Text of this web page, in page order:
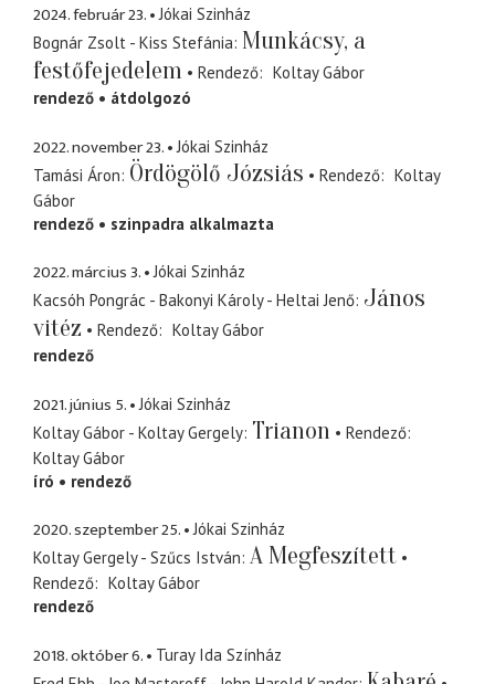
2024. február 23.
Jókai Szinház
Bognár Zsolt - Kiss Stefánia Munkácsy, a
festőfejedelem
Rendező
Koltay Gábor
rendező
átdolgozó
2022. november 23.
Jókai Szinház
Tamási Áron Ördögölő Józsiás Rendező
Koltay
Gábor
rendező
szinpadra alkalmazta
2022. március 3.
Jókai Szinház
Kacsóh Pongrác - Bakonyi Károly - Heltai Jenő János
vitéz
Rendező
Koltay Gábor
rendező
2021. június 5.
Jókai Szinház
Koltay Gábor - Koltay Gergely Trianon
Rendező
Koltay Gábor
író
rendező
2020. szeptember 25.
Jókai Szinház
Koltay Gergely - Szűcs István A Megfeszített
Rendező
Koltay Gábor
rendező
2018. október 6.
Turay Ida Színház